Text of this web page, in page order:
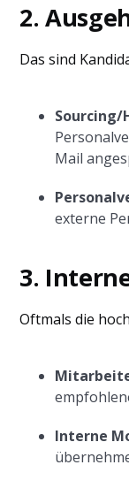
2.
Das sind
Sourcing/
Mail
externe
3.
Oftmals die
Interne